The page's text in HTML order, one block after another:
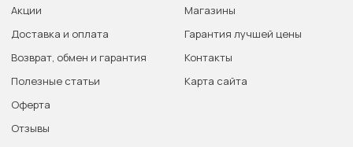
Акции
Доставка и оплата
Возврат, обмен и гарантия
Полезные статьи
Оферта
Отзывы
Магазины
Гарантия лучшей цены
Контакты
Карта сайта